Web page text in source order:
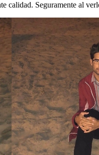
calidad. Seguramente al